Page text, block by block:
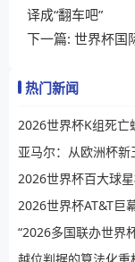
译成“翻车吧”
下一篇: 世界杯国
热门新闻
2026世界杯K组死亡
亚马尔：从欧洲杯
2026世界杯AT&T巨